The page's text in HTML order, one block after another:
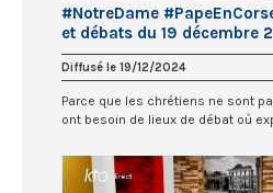
#NotreDame
et débats du 19 décembre
Diffusé le 19/12/2024
Parce que les chrétiens ne sont
ont besoin de lieux de débat où